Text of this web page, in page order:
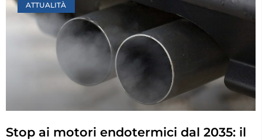
ATTUALITÀ
Stop ai motori endotermici dal 2035: il